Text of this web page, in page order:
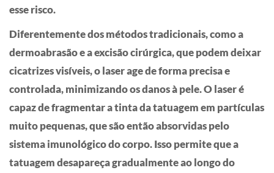
esse risco.
Diferentemente dos métodos tradicionais, como a
dermoabrasão e a excisão cirúrgica, que podem deixar
cicatrizes visíveis, o laser age de forma precisa e
controlada, minimizando os danos à pele. O laser é
capaz de fragmentar a tinta da tatuagem em partículas
muito pequenas, que são então absorvidas pelo
sistema imunológico do corpo. Isso permite que a
tatuagem desapareça gradualmente ao longo do